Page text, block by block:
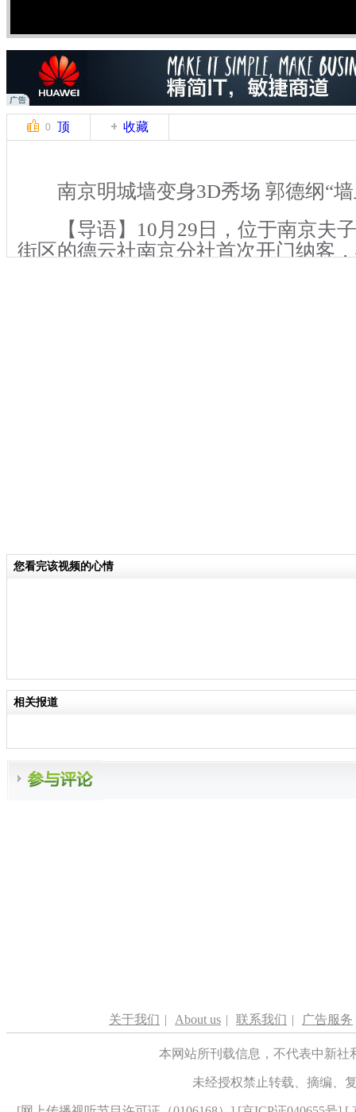
0 顶 收藏
南京明城墙变身3D秀场 郭德纲“墙
【导语】10月29日，位于南京夫
街区的德云社南京分社首次开门纳客
您看完该视频的心情
相关报道
关于我们 | About us | 联系我们 | 广告服务
本网站所刊载信息，不代表中新
未经授权禁止转载、摘编、